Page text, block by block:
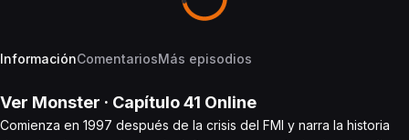
InformaciónComentariosMás episodios
Ver Monster · Capítulo41 Online
Comienza en 1997 después de la crisis del FMI y narra la historia